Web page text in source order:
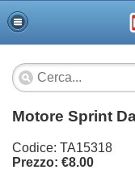
Motore Sprint
Codice: TA15318
Prezzo: €8.00